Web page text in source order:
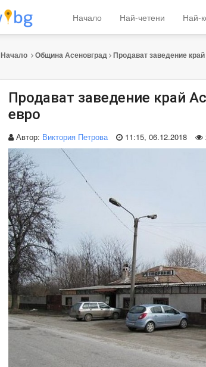
Начало Най-четени Най-
Начало Община Асеновград Продават заведение
Продават заведение край
евро
Автор: Виктория Петрова 11:15, 06.12.2018